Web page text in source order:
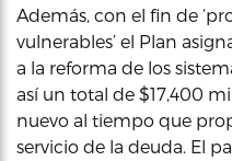
Además, con el fin de
vulnerables’ el Plan
a la reforma de los
así un total de $17,400
nuevo al tiempo que
servicio de la deuda. El